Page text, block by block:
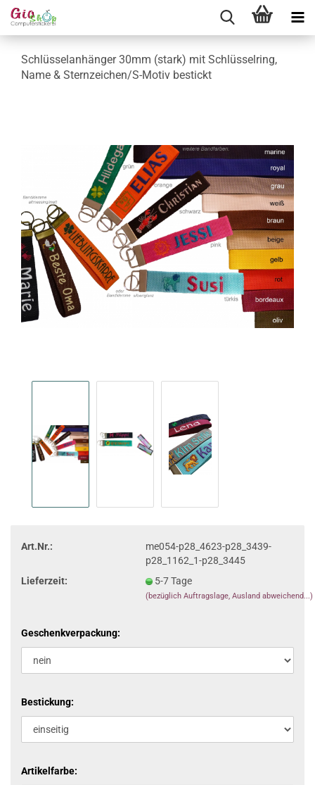
Schlüsselanhänger 30mm (stark) mit Schlüsselring,
Name & Sternzeichen/S-Motiv bestickt
Art.Nr.:
me054-p28_4623-p28_3439-
p28_1162_1-p28_3445
Lieferzeit:
5-7 Tage
(bezüglich Auftragslage, Ausland abweichend...)
Geschenkverpackung:
Bestickung:
Artikelfarbe: